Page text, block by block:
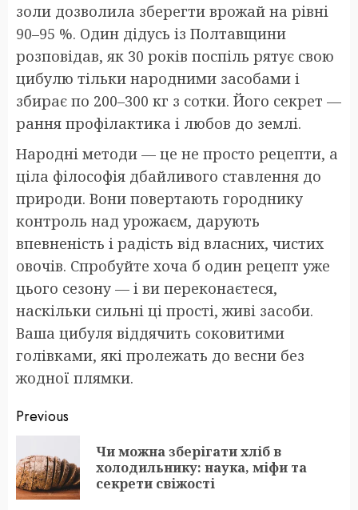
золи дозволила зберегти врожай на рівні
90–95 %. Один дідусь із Полтавщини
розповідав, як 30 років поспіль рятує свою
цибулю тільки народними засобами і
збирає по 200–300 кг з сотки. Його секрет —
рання профілактика і любов до землі.
Народні методи — це не просто рецепти, а
ціла філософія дбайливого ставлення до
природи. Вони повертають городнику
контроль над урожаєм, дарують
впевненість і радість від власних, чистих
овочів. Спробуйте хоча б один рецепт уже
цього сезону — і ви переконаєтеся,
наскільки сильні ці прості, живі засоби.
Ваша цибуля віддячить соковитими
голівками, які пролежать до весни без
жодної плямки.
Post
navigation
Previous
Чи можна зберігати хліб в
холодильнику: наука, міфи та
секрети свіжості